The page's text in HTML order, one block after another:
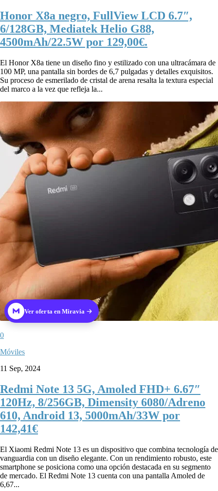
Honor X8a negro, FullView LCD 6.7″,
6/128GB, Mediatek Helio G88,
4500mAh/22.5W por 129,00€.
El Honor X8a tiene un diseño fino y estilizado con una ultracámara de
100 MP, una pantalla sin bordes de 6,7 pulgadas y detalles exquisitos.
Su proceso de esmerilado de cristal de arena resalta la textura especial
del marco a la vez que refleja la...
Ver oferta en Miravia
0
Móviles
11 Sep, 2024
Redmi Note 13 5G, Amoled FHD+ 6.67″
120Hz, 8/256GB, Dimensity 6080/Adreno
610, Android 13, 5000mAh/33W por
142,41€
El Xiaomi Redmi Note 13 es un dispositivo que combina tecnología de
vanguardia con un diseño elegante. Con un rendimiento robusto, este
smartphone se posiciona como una opción destacada en su segmento
de mercado. El Redmi Note 13 cuenta con una pantalla Amoled de
6,67...